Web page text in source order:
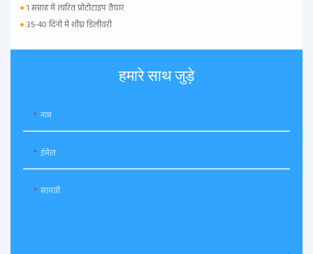
●1 सप्ताह में त्वरित प्रोटोटाइप तैयार
●35-40 दिनों में शीघ्र डिलीवरी
हमारे साथ जुड़े
नाम
ईमेल
सामग्री